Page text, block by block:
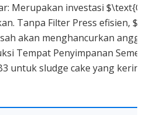
Merupakan investasi
Tanpa Filter Press efisien,
akan menghancurkan
Tempat Penyimpanan
untuk sludge cake yang